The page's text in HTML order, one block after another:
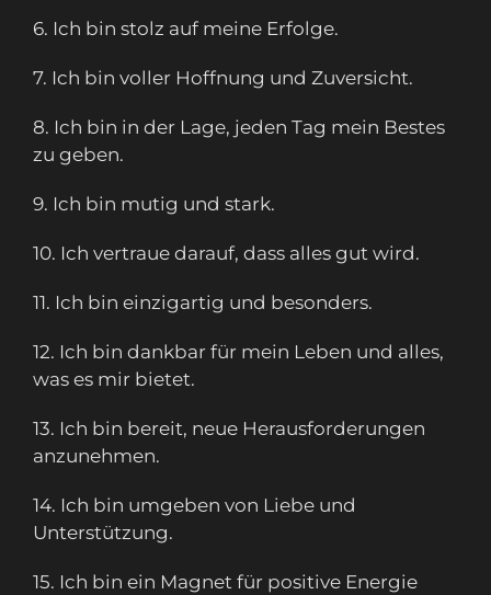
6. Ich bin stolz auf meine Erfolge.
7. Ich bin voller Hoffnung und Zuversicht.
8. Ich bin in der Lage, jeden Tag mein Bestes
zu geben.
9. Ich bin mutig und stark.
10. Ich vertraue darauf, dass alles gut wird.
11. Ich bin einzigartig und besonders.
12. Ich bin dankbar für mein Leben und alles,
was es mir bietet.
13. Ich bin bereit, neue Herausforderungen
anzunehmen.
14. Ich bin umgeben von Liebe und
Unterstützung.
15. Ich bin ein Magnet für positive Energie